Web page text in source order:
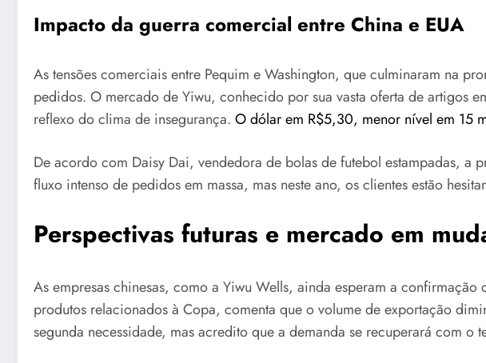
Impacto da guerra comercial entre China e EUA
As tensões comerciais entre Pequim e Washington, que culminaram na
pedidos. O mercado de Yiwu, conhecido por sua vasta oferta de artigos
reflexo do clima de insegurança. O dólar em R$5,30, menor nível em 15
De acordo com Daisy Dai, vendedora de bolas de futebol estampadas, a
fluxo intenso de pedidos em massa, mas neste ano, os clientes estão
Perspectivas futuras e mercado em
As empresas chinesas, como a Yiwu Wells, ainda esperam a
produtos relacionados à Copa, comenta que o volume de exportação
segunda necessidade, mas acredito que a demanda se recuperará com o